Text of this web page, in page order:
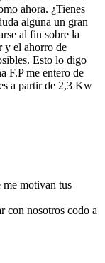
ahora. ¿Tienes
alguna un gran
al fin sobre la
y el ahorro de
Esto lo digo
F.P me entero de
a partir de 2,3 Kw
me motivan tus
con nosotros codo a